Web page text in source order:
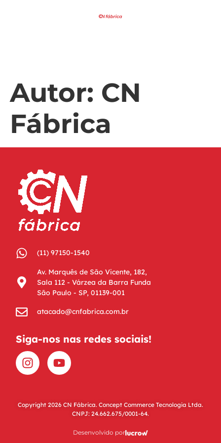
Autor: CN
Fábrica
(11) 97150-1540
Av. Marquês de São Vicente, 182,
Sala 112 - Várzea da Barra Funda
São Paulo - SP, 01139-001
atacado@cnfabrica.com.br
Siga-nos nas redes sociais!
Copyright 2026 CN Fábrica. Concept Commerce Tecnologia Ltda.
CNPJ: 24.662.675/0001-64.
Desenvolvido por